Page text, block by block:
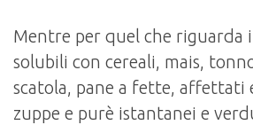
Mentre per quel che riguarda
solubili con cereali, mais,
scatola, pane a fette, affettati
zuppe e purè istantanei e